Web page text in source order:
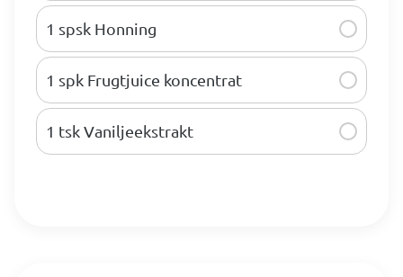
1 spsk Honning
1 spk Frugtjuice koncentrat
1 tsk Vaniljeekstrakt